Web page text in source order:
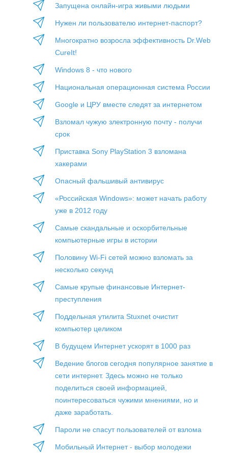
Запущена онлайн-игра живыми людьми
Нужен ли пользователю интернет-паспорт?
Многократно возросла эффективность Dr.Web
CureIt!
Windows 8 - что нового
Национальная операционная система России
Google и ЦРУ вместе следят за интернетом
Взломал чужую злектронную почту - получи
срок
Приставка Sony PlayStation 3 взломана
хакерами
Опасный фальшивый антивирус
«Российская Windows»: может начать работу
уже в 2012 году
Самые скандальные и оскорбительные
компьютерные игры в истории
Половину Wi-Fi сетей можно взломать за
несколько секунд
Самые крупые финансовые Интернет-
преступления
Поддельная утилита Stuxnet очистит
компьютер целиком
В будущем Интернет ускорят в 1000 раз
Ведение блогов сегодня популярное занятие в
сети интернет. Здесь можно не только
поделиться своей информацией,
поинтересоваться чужими мнениями, но и
даже заработать.
Пароли не спасут пользователей от взлома
Мобильный Интернет - выбор молодежи